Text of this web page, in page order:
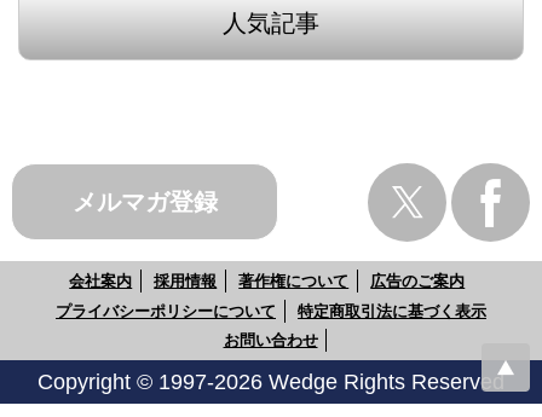
人気記事
メルマガ登録
会社案内 採用情報 著作権について
広告のご案内
プライバシーポリシーについて
特定商取引法に基づく表示
お問い合わせ
Copyright © 1997-2026 Wedge Rights Reserved